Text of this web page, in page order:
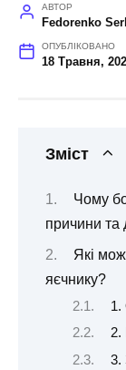
АВТОР
Fedorenko
ОПУБЛІКОВАНО
18 Травня,
Зміст
Чому
причини та
Які
яєчнику?
1.
2.
3.